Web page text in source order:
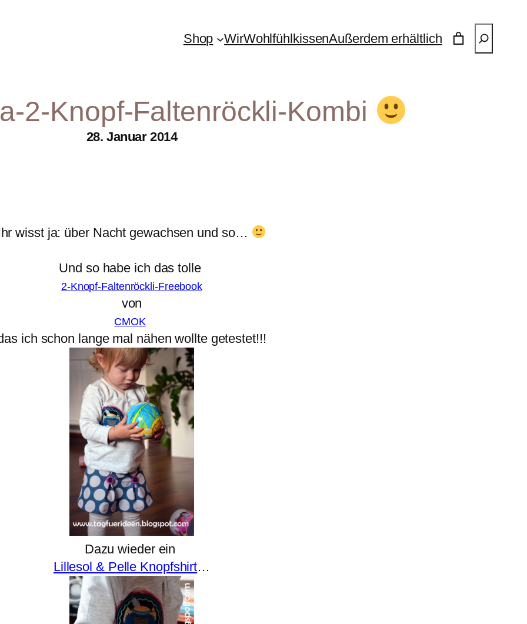
Shop WirWohlfühlkissenAußerdem erhältlich
2-Knopf-Faltenröckli-Kombi
28. Januar 2014
wisst ja: über Nacht gewachsen und so…
Und so habe ich dastolle
2-Knopf-Faltenröckli-Freebook
von
CMOK
ich schon lange mal nähen wollte getestet!!!
Dazu wieder ein
Lillesol & Pelle Knopfshirt…